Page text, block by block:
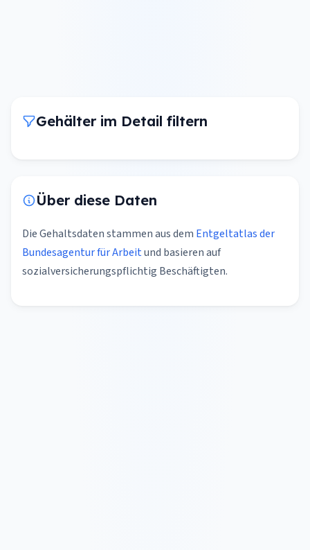
Gehälter im Detail filtern
Über diese Daten
Die Gehaltsdaten stammen aus dem Entgeltatlas der
Bundesagentur für Arbeitund basieren auf
sozialversicherungspflichtig Beschäftigten.